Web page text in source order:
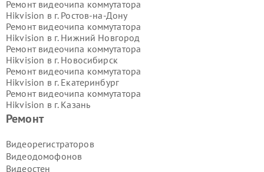
Ремонт
Видеорегистраторов
Видеодомофонов
Видеостен
Ремонт видеочипа коммутатора
Hikvision в г. Ростов-на-Дону
Ремонт видеочипа коммутатора
Hikvision в г. Нижний Новгород
Ремонт видеочипа коммутатора
Hikvision в г. Новосибирск
Ремонт видеочипа коммутатора
Hikvision в г. Екатеринбург
Ремонт видеочипа коммутатора
Hikvision в г. Казань
Ремонт видеочипа коммутатора
Ремонт видеочипа коммутатора
Hikvision в г.Волгоград
Ремонт видеочипа коммутатора